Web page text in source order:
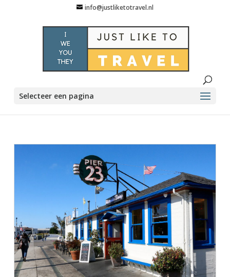
info@justliketotravel.nl
Selecteer een pagina